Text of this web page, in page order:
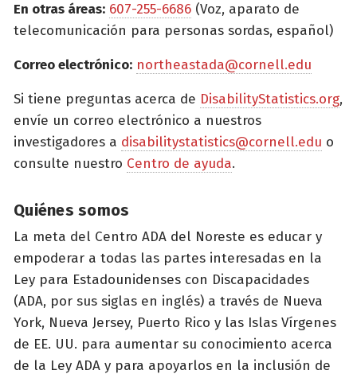
En otras áreas: 607-255-6686 (Voz, aparato de
telecomunicación para personas sordas, español)
Correo electrónico: northeastada@cornell.edu
Si tiene preguntas acerca de DisabilityStatistics.org,
envíe un correo electrónico a nuestros
investigadores a disabilitystatistics@cornell.edu o
consulte nuestro Centro de ayuda.
Quiénes somos
La meta del Centro ADA del Noreste es educar y
empoderar a todas las partes interesadas en la
Ley para Estadounidenses con Discapacidades
(ADA, por sus siglas en inglés) a través de Nueva
York, Nueva Jersey, Puerto Rico y las Islas Vírgenes
de EE. UU. para aumentar su conocimiento acerca
de la Ley ADA y para apoyarlos en la inclusión de